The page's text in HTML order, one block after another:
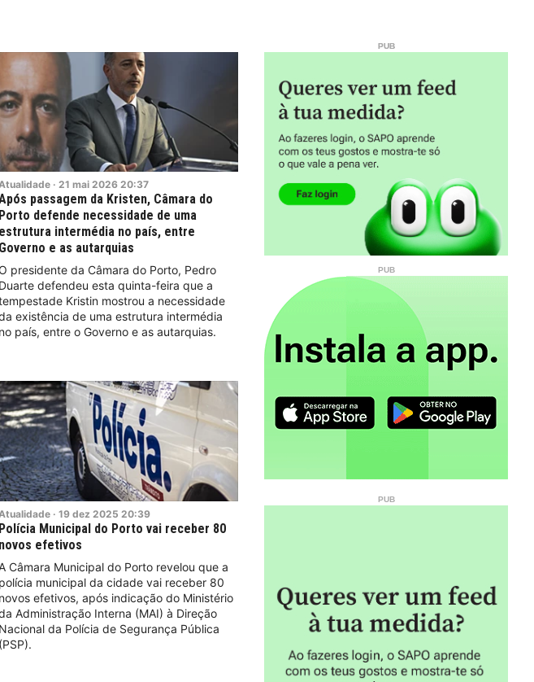
· 21 mai 2026 20:37
passagem da Kristen, Câmara do
Porto defende necessidade de uma
estrutura intermédia no país, entre
Governo e as autarquias
presidente da Câmara do Porto, Pedro
Duarte defendeu esta quinta-feira que a
Kristin mostrou a necessidade
existência de uma estrutura intermédia
no país, entre o Governo e as autarquias.
Atualidade · 19 dez 2025 20:39
Polícia Municipal do Porto vai receber 80
novos efetivos
Câmara Municipal do Porto revelou que a
polícia municipal da cidade vai receber 80
novos efetivos, após indicação do Ministério
Administração Interna (MAI) à Direção
Nacional da Polícia de Segurança Pública
(PSP).